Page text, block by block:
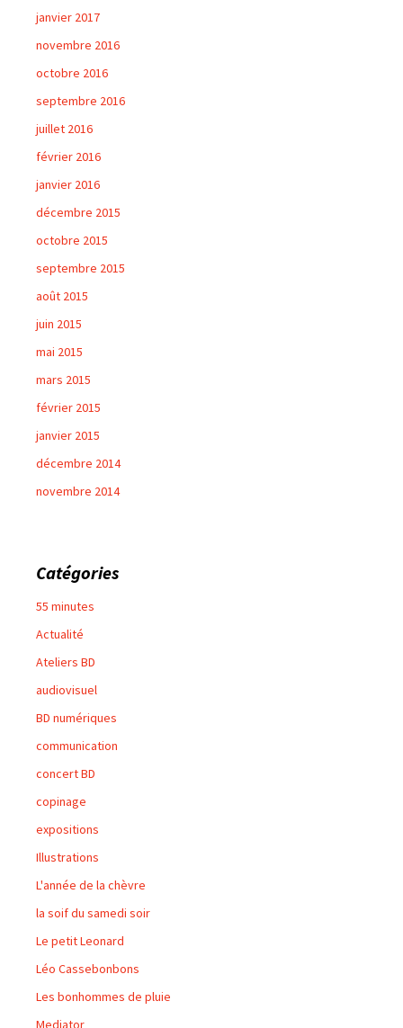
janvier 2017
novembre 2016
octobre 2016
septembre 2016
juillet 2016
février 2016
janvier 2016
décembre 2015
octobre 2015
septembre 2015
août 2015
juin 2015
mai 2015
mars 2015
février 2015
janvier 2015
décembre 2014
novembre 2014
Catégories
55 minutes
Actualité
Ateliers BD
audiovisuel
BD numériques
communication
concert BD
copinage
expositions
Illustrations
L'année de la chèvre
la soif du samedi soir
Le petit Leonard
Léo Cassebonbons
Les bonhommes de pluie
Mediator